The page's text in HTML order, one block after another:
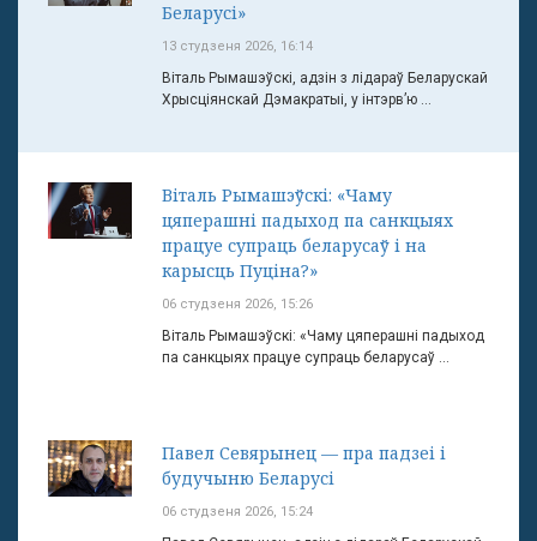
Беларусі»
13 студзеня 2026, 16:14
Віталь Рымашэўскі, адзін з лідараў Беларускай
Хрысціянскай Дэмакратыі, у інтэрв’ю ...
Віталь Рымашэўскі: «Чаму
цяперашні падыход па санкцыях
працуе супраць беларусаў і на
карысць Пуціна?»
06 студзеня 2026, 15:26
Віталь Рымашэўскі: «Чаму цяперашні падыход
па санкцыях працуе супраць беларусаў ...
Павел Севярынец — пра падзеі і
будучыню Беларусі
06 студзеня 2026, 15:24